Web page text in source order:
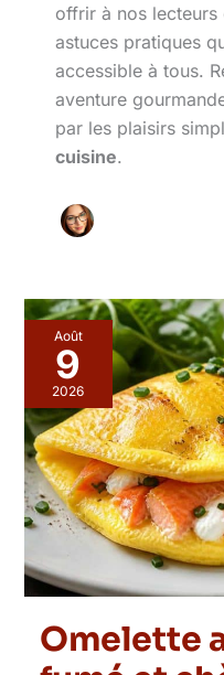
offrir à nos lecteurs
astuces pratiques
accessible à tous.
aventure
par les plaisirs
cuisine.
Août
9
2026
Omelette